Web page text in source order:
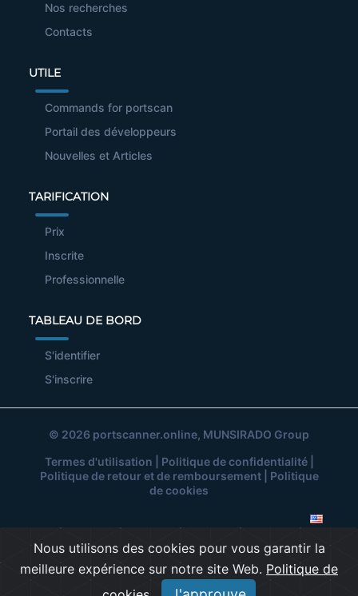
Nos recherches
Contacts
UTILE
Commands for portscan
Portail des développeurs
Nouvelles et Articles
TARIFICATION
Prix
Inscrite
Professionnelle
TABLEAU DE BORD
S'identifier
S'inscrire
© 2026 portscanner.online, MUNSIRADO Group
Termes d'utilisation
Politique de confidentialité|
Politique de retour et de remboursement| Politique
de cookies
Nous utilisons des cookies pour vous garantir la
meilleure expérience sur notre site Web. Politique de